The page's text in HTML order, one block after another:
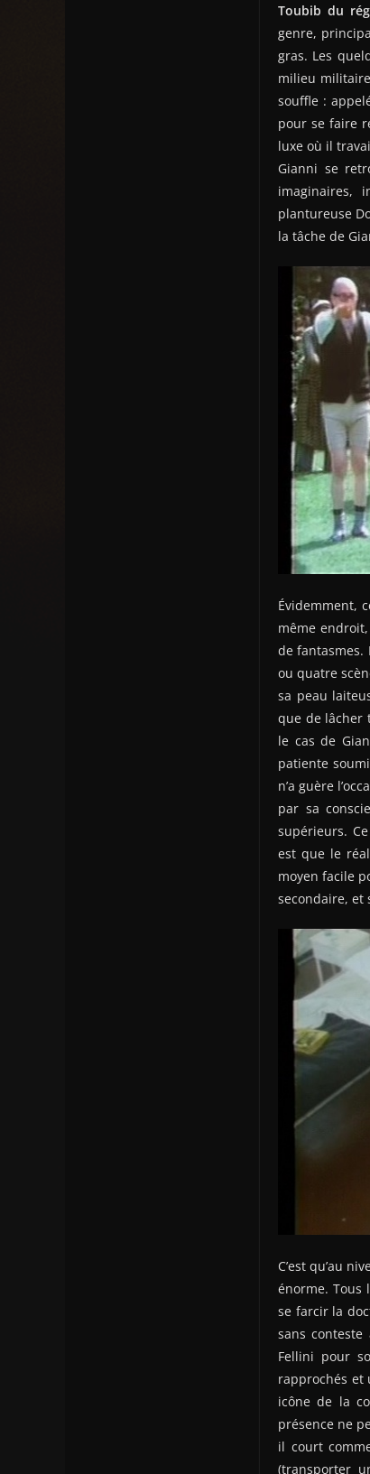
Toubib du
genre,
gras. Les
milieu
souffle :
pour se faire
luxe où il
Gianni se
imaginaires,
plantureuse
la tâche de
Évidemment,
même
de fantasmes.
ou quatre
sa peau
que de lâcher
le cas de
patiente
n’a guère
par sa
supérieurs.
est que le
moyen facile
secondaire, et
C’est qu’au
énorme. Tous
se farcir la
sans
Fellini pour
rapprochés et
icône de la
présence ne
il court
(transporter